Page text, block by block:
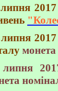
2017